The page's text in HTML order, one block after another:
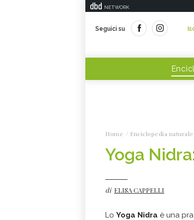
NETWORK
Seguici su
Home Enciclopedia naturale
Yoga
di ELISA CAPPELLI
Lo Yoga Nidra è una